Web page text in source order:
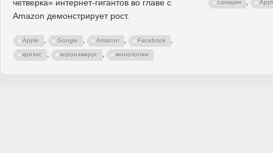
четверка» интернет-гигантов во главе с
Amazon демонстрирует рост.
Apple , Google , Amazon , Facebook ,
кризис , коронавирус , монополии
санкции ,